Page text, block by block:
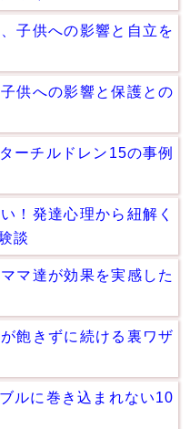
子供への影響と自立を
供への影響と保護との
ーチルドレン15の事例
！発達心理から紐解く
談
マ達が効果を実感した
飽きずに続ける裏ワザ
ルに巻き込まれない10